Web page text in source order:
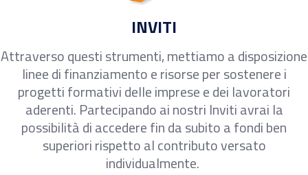
INVITI
Attraverso questi strumenti, mettiamo a disposizione
linee di finanziamento e risorse per sostenere i
progetti formativi delle imprese e dei lavoratori
aderenti. Partecipando ai nostri Inviti avrai la
possibilità di accedere fin da subito a fondi ben
superiori rispetto al contributo versato
individualmente.